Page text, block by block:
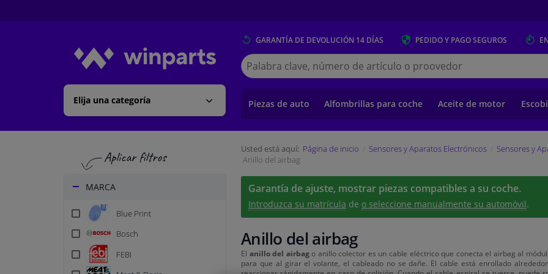
Elija una categoría
GARANTÍA DE DEVOLUCIÓN 14 DÍAS PEDIDO Y PAGOSEGUROS
Buscar
en
Winparts.es
Piezas de auto Alfombrillas para coche Aceite de motor
MARCA
Blue Print
Bosch
FEBI
Usted está aquí: Página de inicio Sensores y Aparatos Electrónicos Sensores y
Anillo del airbag
Garantía de ajuste, mostrar piezas compatibles a su coche.
Introduzca su matrícula de o seleccione manualmente su automóvil.
Anillo del airbag
El anillo del airbago anillo colector es un cable eléctrico que conecta el airbag al
para que al girar el volante, el cableado no se dañe. El cable está enrollado